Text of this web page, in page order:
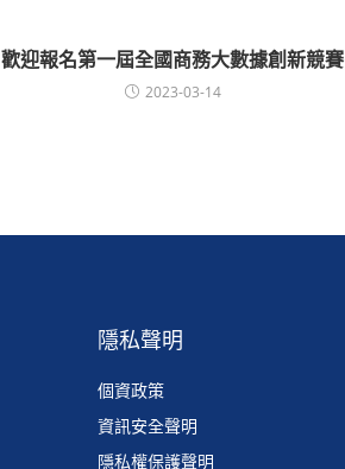
歡迎報名第一屆全國商務大數據創新競賽
2023-03-14
隱私聲明
個資政策
資訊安全聲明
隱私權保護聲明